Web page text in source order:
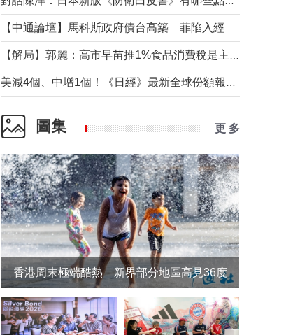
圖集 更 多
香港周末極端酷熱 新界部分地區高見36度